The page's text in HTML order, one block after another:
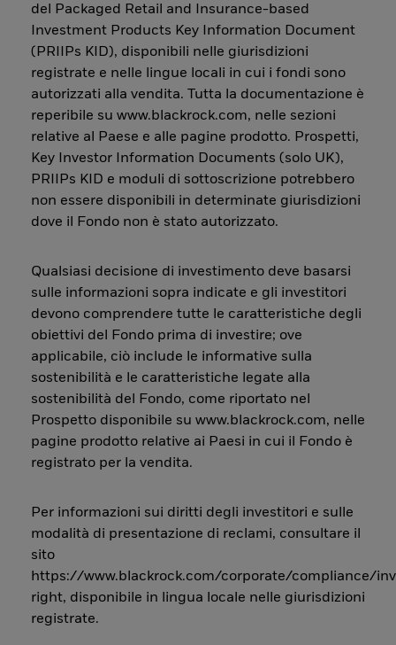
del Packaged Retail and Insurance-based
Investment Products Key Information Document
(PRIIPs KID), disponibili nelle giurisdizioni
registrate e nelle lingue locali in cui i fondi sono
autorizzati alla vendita. Tutta la documentazione è
reperibile su www.blackrock.com, nelle sezioni
relative al Paese e alle pagine prodotto. Prospetti,
Key Investor Information Documents (solo UK),
PRIIPs KID e moduli di sottoscrizione potrebbero
non essere disponibili in determinate giurisdizioni
dove il Fondo non è stato autorizzato.
Qualsiasi decisione di investimento deve basarsi
sulle informazioni sopra indicate e gli investitori
devono comprendere tutte le caratteristiche degli
obiettivi del Fondo prima di investire; ove
applicabile, ciò include le informative sulla
sostenibilità e le caratteristiche legate alla
sostenibilità del Fondo, come riportato nel
Prospetto disponibile su www.blackrock.com, nelle
pagine prodotto relative ai Paesi in cui il Fondo è
registrato per la vendita.
Per informazioni sui diritti degli investitori e sulle
modalità di presentazione di reclami, consultare il
sito
https://www.blackrock.com/corporate/compliance/
right, disponibile in lingua locale nelle giurisdizioni
registrate.